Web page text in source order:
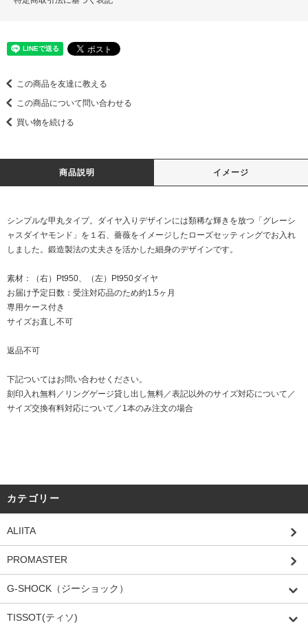
この商品を友達に教える
この商品について問い合わせる
買い物を続ける
商品説明 イメージ
シンプルな甲丸タイプ。ダイヤ入りデザインには類稀な輝きを放つ「グレーシ
ャスダイヤモンド」を１石、薔薇をイメージしたローズセッティングでお入れ
しました。鍛造製法の丈夫さを活かした細身のデザインです。
素材：（右）Pt950、（左）Pt950ダイヤ
お届け予定日数：受注対応品のため約1.5ヶ月
専用ケース付き
サイズお直し不可
返品不可
下記ついてはお問い合わせください。
刻印入れ無料／リングゲージ貸し出し無料／表記以外のサイズ対応について／
サイズ交換有料対応について／1本のみ注文の場合
カテゴリー
ALIITA
PROMASTER
G-SHOCK（ジーショック）
TISSOT(ティソ)